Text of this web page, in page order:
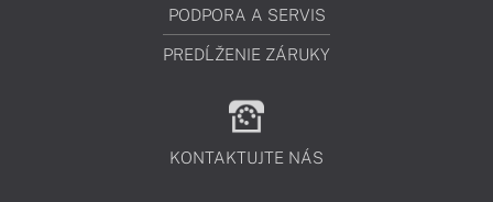
PODPORA A SERVIS
PREDĹŽENIE ZÁRUKY
KONTAKTUJTE NÁS